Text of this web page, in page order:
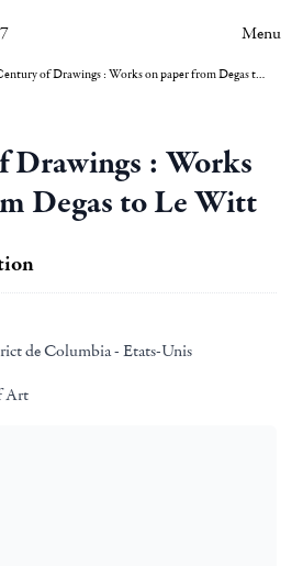
Menu
A Century of Drawings : Works on paper from Degas to Le Witt
Drawings : Works
Degas to Le Witt
de Columbia - Etats-Unis
Art